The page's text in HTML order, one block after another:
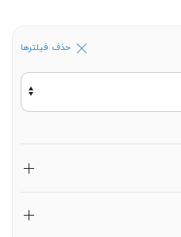
حذف فیلترها